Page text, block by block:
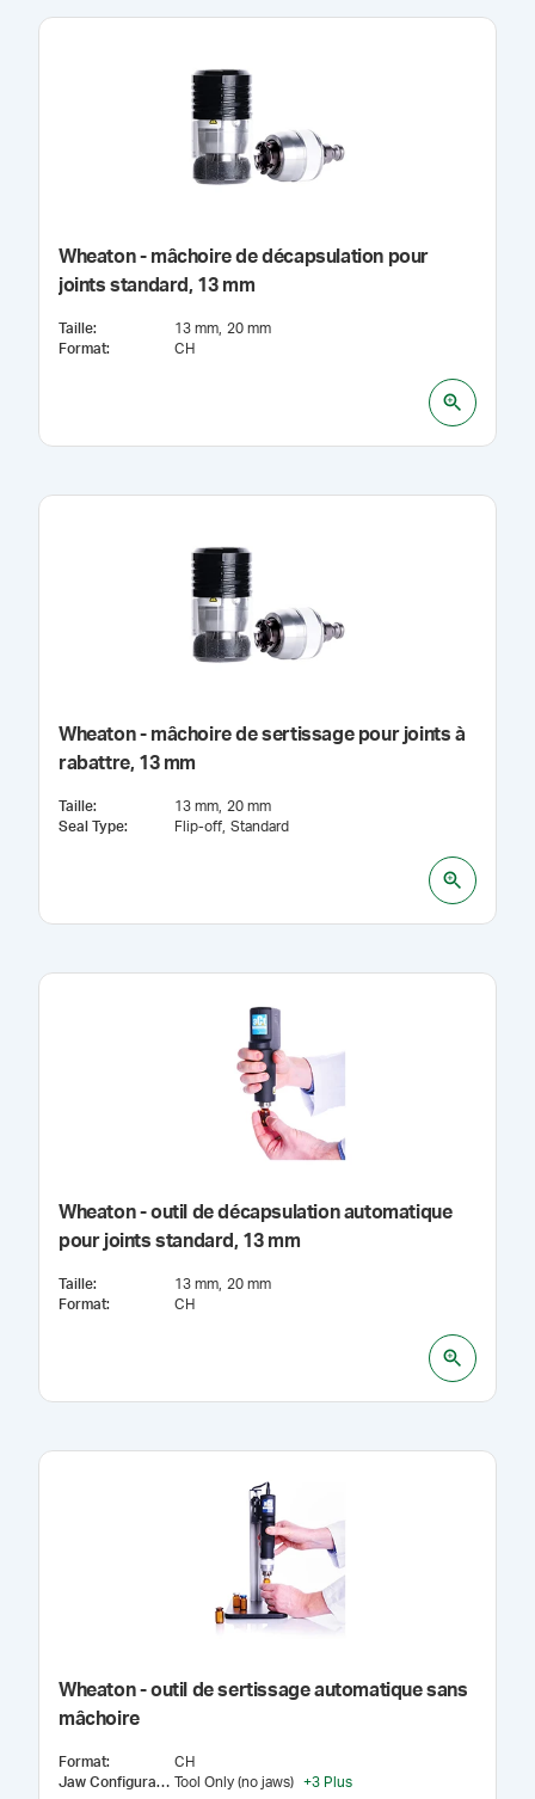
Wheaton - mâchoire de décapsulation pour
joints standard, 13 mm
Taille: 13 mm 20 mm
Format: CH
Wheaton - mâchoire de sertissage pour joints à
rabattre, 13 mm
Taille: 13 mm 20 mm
Seal Type: Flip-off Standard
Wheaton - outil de décapsulation automatique
pour joints standard, 13 mm
Taille: 13 mm 20 mm
Format: CH
Wheaton - outil de sertissage automatique sans
mâchoire
Format:
CH
Jaw Configuration
:
Tool Only (no jaws) +3 Plus